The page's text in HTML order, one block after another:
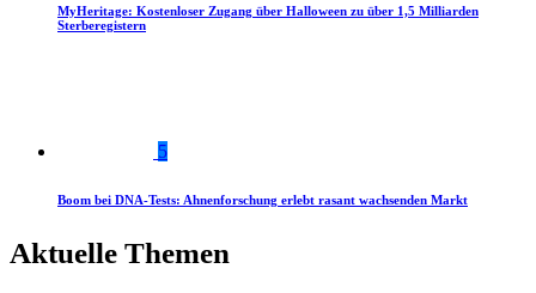
MyHeritage: Kostenloser Zugang über Halloween zu über 1,5 Milliarden
Sterberegistern
5
Boom bei DNA-Tests: Ahnenforschung erlebt rasant wachsenden Markt
Aktuelle Themen